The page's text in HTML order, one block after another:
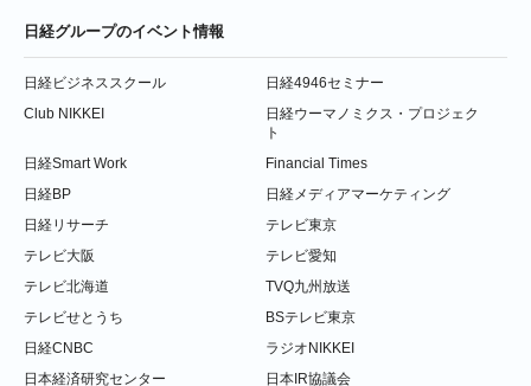
日経グループのイベント情報
日経ビジネススクール
日経4946セミナー
Club NIKKEI
日経ウーマノミクス・プロジェク
ト
日経Smart Work
Financial Times
日経BP
日経メディアマーケティング
日経リサーチ
テレビ東京
テレビ大阪
テレビ愛知
テレビ北海道
TVQ九州放送
テレビせとうち
BSテレビ東京
日経CNBC
ラジオNIKKEI
日本経済研究センター
日本IR協議会